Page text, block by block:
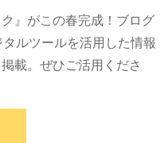
』がこの春完成！ブログ
ルツールを活用した情報
載。ぜひご活用くださ